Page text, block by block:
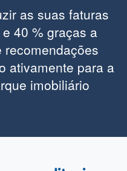
as suas faturas
40 % graças a
ativamente para a
imobiliário